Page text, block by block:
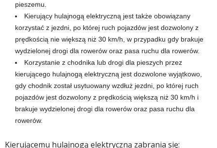
pieszemu.
Kierujący hulajnogą elektryczną jest także obowiązany
korzystać z jezdni, po której ruch pojazdów jest dozwolony z
prędkością nie większą niż 30 km/h, w przypadku gdy brakuje
wydzielonej drogi dla rowerów oraz pasa ruchu dla rowerów.
Korzystanie z chodnika lub drogi dla pieszych przez
kierującego hulajnogą elektryczną jest dozwolone wyjątkowo,
gdy chodnik został usytuowany wzdłuż jezdni, po której ruch
pojazdów jest dozwolony z prędkością większą niż 30 km/h i
brakuje wydzielonej drogi dla rowerów oraz pasa ruchu dla
rowerów.
Kierującemu hulajnogą elektryczną zabrania się: